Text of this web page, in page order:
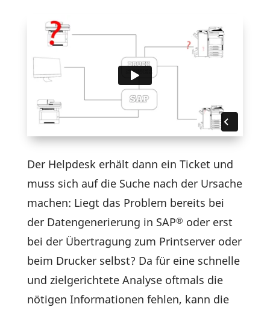
Der Help­desk erhält dann ein Ticket und
muss sich auf die Suche nach der Ursache
machen: Liegt das Problem bereits bei
der Daten­ge­ne­rie­rung in SAP® oder erst
bei der Über­tra­gung zum Print­server oder
beim Drucker selbst? Da für eine schnelle
und ziel­ge­rich­tete Analyse oftmals die
nötigen Infor­ma­tionen fehlen, kann die